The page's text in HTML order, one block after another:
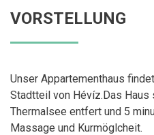
VORSTELLUNG
Unser Appartementhaus
Stadtteil von Hévíz.Das Haus
Thermalsee entfert und 5
Massage und Kurmöglcheit.